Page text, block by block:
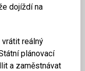
dojíždí na
reálný
plánovací
a zaměstnávat